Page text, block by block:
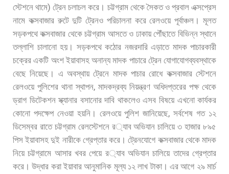
স্টেশনে থামে)ট্রেন চলাচল করে। চট্টগ্রাম থেকে সৈকত ও প্রবাল এক্সপ্রেস
নামে কক্সবাজার রুটে দুটি ট্রেনও পরিচালনা করে রেলওয়ে পূর্বাঞ্চল। মূলত
সড়কপথে কক্সবাজার থেকে চট্টগ্রাম আসতে ও ঢাকায় পৌঁছাতে বিভিন্ন স্থানে
তল্লাশি চালানো হয়। সড়কপথে কঠোর নজরদারি এড়াতে মাদক পাচারকারী
চক্রের একটি অংশ ইয়াবাসহ অনান্য মাদক পাচারে ট্রেন যোগাযোগব্যবস্থাকে
বেছে নিয়েছে। এ অবস্থায় ট্রেনে মাদক পাচার রোধে কক্সবাজার স্টেশনে
রেলওয়ে পুলিশের থানা স্থাপন, মাদকদ্রব্য নিয়ন্ত্রণ অধিদপ্তরের পক্ষ থেকে
ড্রাগ ডিটেকশন স্ক্যানার বসানোর দাবি থাকলেও এসব বিষয়ে এখনো কার্যকর
কোনো পদক্ষেপ নেওয়া হয়নি। রেলওয়ে পুলিশ জানিয়েছে,সর্বশেষ গত ১২
ডিসেম্বর রাতে চট্টগ্রাম রেলস্টেশনে র্যাব অভিযান চালিয়ে ৩ হাজার ৮৯৫
পিস ইয়াবাসহ দুই নারীকে গ্রেপ্তার করে। ট্রেনযোগে কক্সবাজার থেকে মাদক
নিয়ে চট্টগ্রামে আসার খবর পেয়ে র্যাব অভিযান চালিয়ে তাদের গ্রেপ্তার
করে। উদ্ধার করা ইয়াবার আনুমানিক মূল্য ১২ লাখ টাকা। এর আগে ২৯ মার্চ